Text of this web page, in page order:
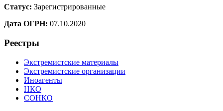
Статус: Зарегистрированные
Дата ОГРН: 07.10.2020
Реестры
Экстремистские материалы
Экстремистские организации
Иноагенты
НКО
СОНКО